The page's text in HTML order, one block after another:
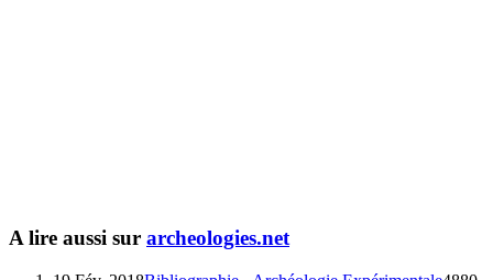
A lire aussi sur archeologies.net